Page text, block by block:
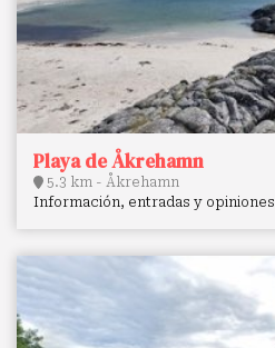
Playa de Åkrehamn
5.3 km - Åkrehamn
Información, entradas y opiniones